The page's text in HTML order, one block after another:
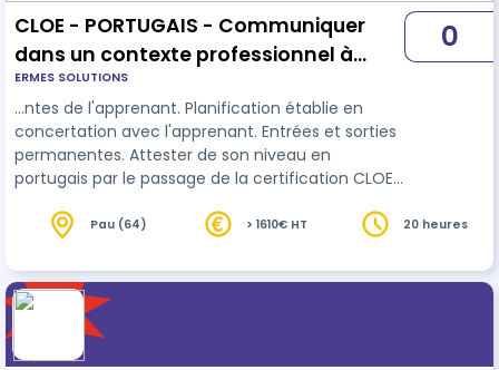
CLOE - PORTUGAIS - Communiquer
dans un contexte professionnel à
l'oral et à l'écrit - parcours 20h
ERMES SOLUTIONS
…ntes de l'apprenant. Planification établie en
concertation avec l'apprenant. Entrées et sorties
permanentes. Attester de son niveau en
portugais par le passage de la certification CLOE
référence pour les
langues
0
Pau (64) > 1610€ HT 20 heures